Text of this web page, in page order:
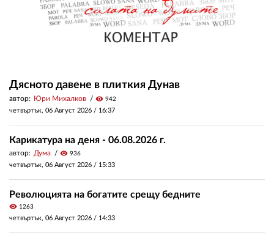
Дясното давене в плиткия Дунав
автор: Юри Михалков visibility 942
четвъртък, 06 Август 2026 / 16:37
Карикатура на деня - 06.08.2026 г.
автор: Дума visibility 936
четвъртък, 06 Август 2026 / 15:33
Революцията на богатите срещу бедните
visibility 1263
четвъртък, 06 Август 2026 / 14:33